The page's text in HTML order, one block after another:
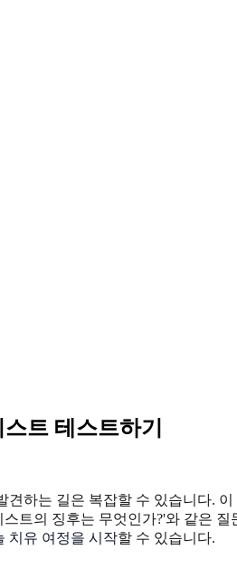
트 테스트하기
하는 길은 복잡할 수 있습니다.
트의 징후는 무엇인가?'와 같은
치유 여정을 시작할 수 있습니다.